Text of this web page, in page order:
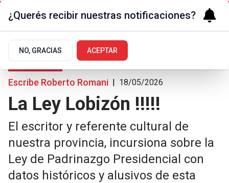
Arte y Cultura
Escribe Roberto Romani | 18/05/2026
La Ley Lobizón !!!!!
El escritor y referente cultural de
nuestra provincia, incursiona sobre la
Ley de Padrinazgo Presidencial con
datos históricos y alusivos de esta
¿Querés recibir nuestras notificaciones?
NO, GRACIAS ACEPTAR